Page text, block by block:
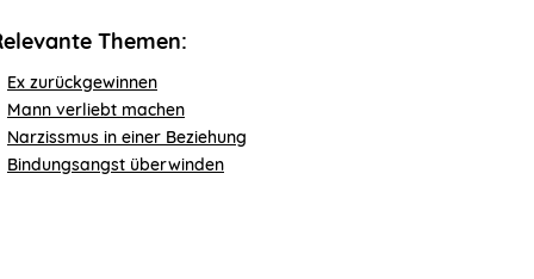
Themen:
Ex zurückgewinnen
Mann verliebt machen
Narzissmus in einer Beziehung
Bindungsangst überwinden